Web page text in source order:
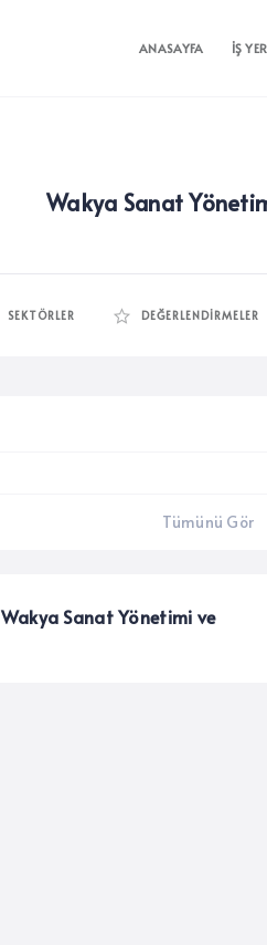
ANASAYFA İŞ
Wakya Sanat
SEKTÖRLER DEĞERLENDIRMELER
Tümünü Gör
Wakya Sanat Yönetimi ve